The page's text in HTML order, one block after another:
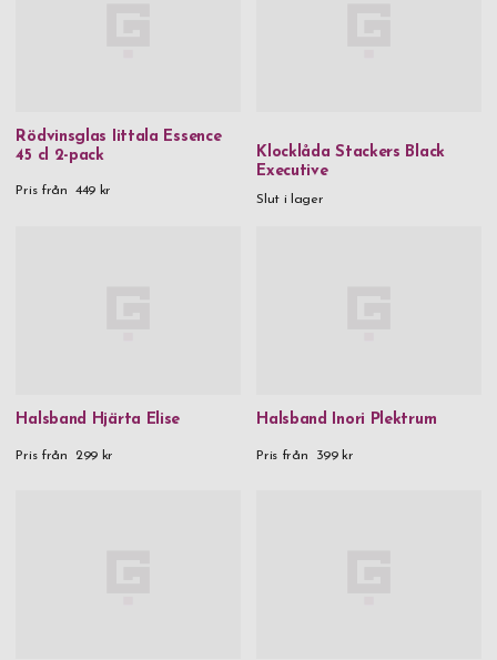
Rödvinsglas Iittala Essence
45 cl 2-pack
Pris från 449 kr
Klocklåda Stackers Black
Executive
Slut i lager
Halsband Hjärta Elise
Pris från 299 kr
Halsband Inori Plektrum
Pris från 399 kr